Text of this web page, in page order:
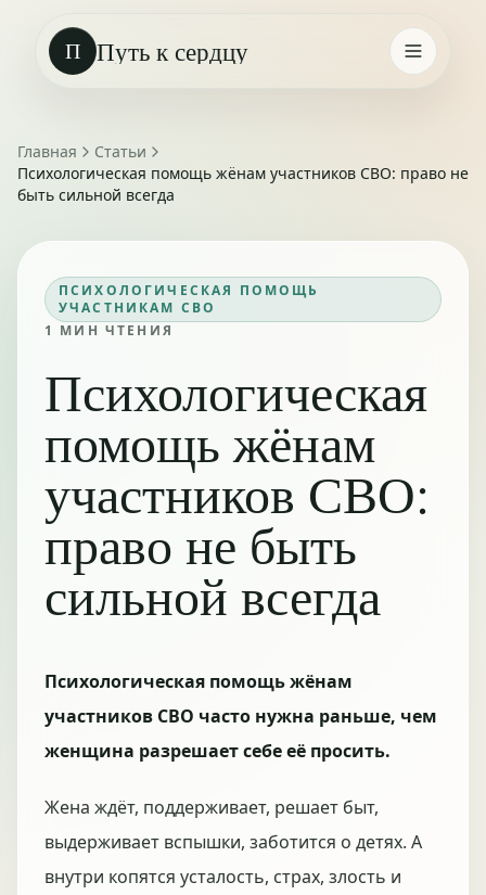
П Путь к сердцу
Главная
Статьи
Психологическая помощь жёнам участников СВО: право не
быть сильной всегда
ПСИХОЛОГИЧЕСКАЯ ПОМОЩЬ
УЧАСТНИКАМ СВО
1 МИН ЧТЕНИЯ
Психологическая
помощь жёнам
участников СВО:
право не быть
сильной всегда
Психологическая помощь жёнам
участников СВО часто нужна раньше, чем
женщина разрешает себе её просить.
Жена ждёт, поддерживает, решает быт,
выдерживает вспышки, заботится о детях. А
внутри копятся усталость, страх, злость и